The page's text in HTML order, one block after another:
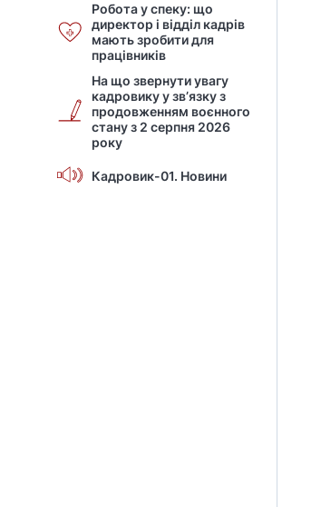
Робота у спеку: що
директор і відділ кадрів
мають зробити для
працівників
На що звернути увагу
кадровику у зв’язку з
продовженням воєнного
стану з 2 серпня 2026
року
Кадровик-01. Новини